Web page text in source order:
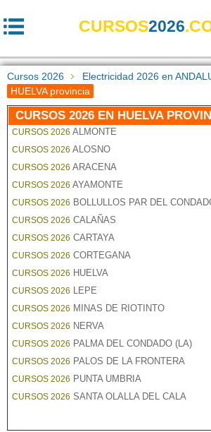
CURSOS2026
Cursos 2026
Electricidad 2026 en
HUELVA provincia
CURSOS 2026 EN HUELVA
CURSOS 2026 ALMONTE
CURSOS 2026 ALOSNO
CURSOS 2026 ARACENA
CURSOS 2026 AYAMONTE
CURSOS 2026 BOLLULLOS PAR DEL
CURSOS 2026 CALAÑAS
CURSOS 2026 CARTAYA
CURSOS 2026 CORTEGANA
CURSOS 2026 HUELVA
CURSOS 2026 LEPE
CURSOS 2026 MINAS DE RIOTINTO
CURSOS 2026 NERVA
CURSOS 2026 PALMA DEL CONDADO (LA)
CURSOS 2026 PALOS DE LA FRONTERA
CURSOS 2026 PUNTA UMBRIA
CURSOS 2026 SANTA OLALLA DEL CALA